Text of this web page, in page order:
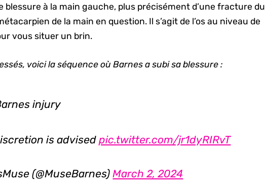
blessure à la main gauche, plus précisément d’une fracture du
de la main en question. Il s’agit de l’os au niveau de
vous situer un brin.
voici la séquence où Barnes a subi sa blessure :
injury
is advisedpic.twitter.com/jr1dyRIRvT
(@MuseBarnes)March 2, 2024